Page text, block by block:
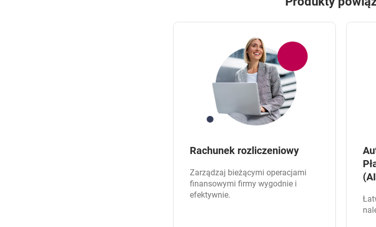
Rachunek rozliczeniowy
Zarządzaj bieżącymi operacjami
finansowymi firmy wygodnie i
efektywnie.